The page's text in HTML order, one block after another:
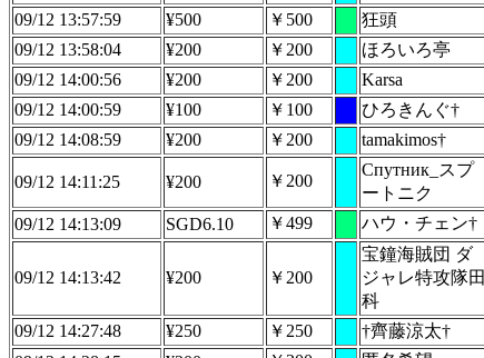
09/12 13:57:59 ¥500 ￥500 狂頭
09/12 13:58:04
¥200 ￥200 ほろいろ亭
09/12 14:00:56
¥200 ￥200 Karsa
09/12 14:00:59
¥100 ￥100 ひろきんぐ†
09/12 14:08:59 ¥200 ￥200 tamakimos†
09/12 14:11:25 ¥200 ￥200
Спутник_スプ
ートニク
09/12 14:13:09 SGD6.10 ￥499 ハウ・チェン†
09/12 14:13:42 ¥200 ￥200
宝鐘海賊団 ダ
ジャレ特攻隊田
科
09/12 14:27:48 ¥250 ￥250 †齊藤涼太†